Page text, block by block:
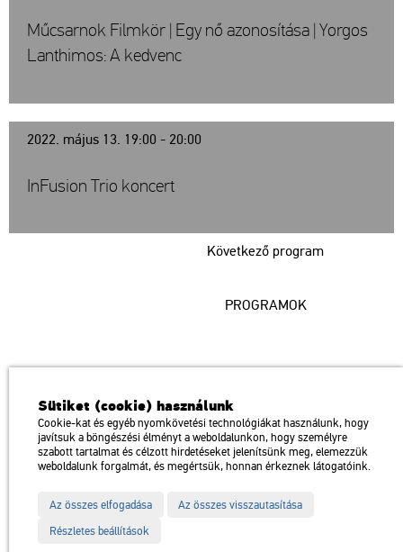
Műcsarnok Filmkör | Egy nő azonosítása | Yorgos
Lanthimos: A kedvenc
2022. május 13. 19:00 - 20:00
Következő program
InFusion Trio koncert
PROGRAMOK
a Magyar Művészeti Akadémia intézménye
1146 Budapest, Dózsa György út 37.
Megközelíthető: Millenniumi Földalatti Vasút – Hősök tere megálló
Trolibusz: 75, 79 / Autóbusz: 20, 30, 105
Impresszum Sitemap Adatvédelem
térkép
Sütiket (cookie) használunk
Cookie-kat és egyéb nyomkövetési technológiákat használunk, hogy
javítsuk a böngészési élményt a weboldalunkon, hogy személyre
szabott tartalmat és célzott hirdetéseket jelenítsünk meg, elemezzük
weboldalunk forgalmát, és megértsük, honnan érkeznek látogatóink.
Az összes elfogadása
Az összes visszautasítása
Részletes beállítások